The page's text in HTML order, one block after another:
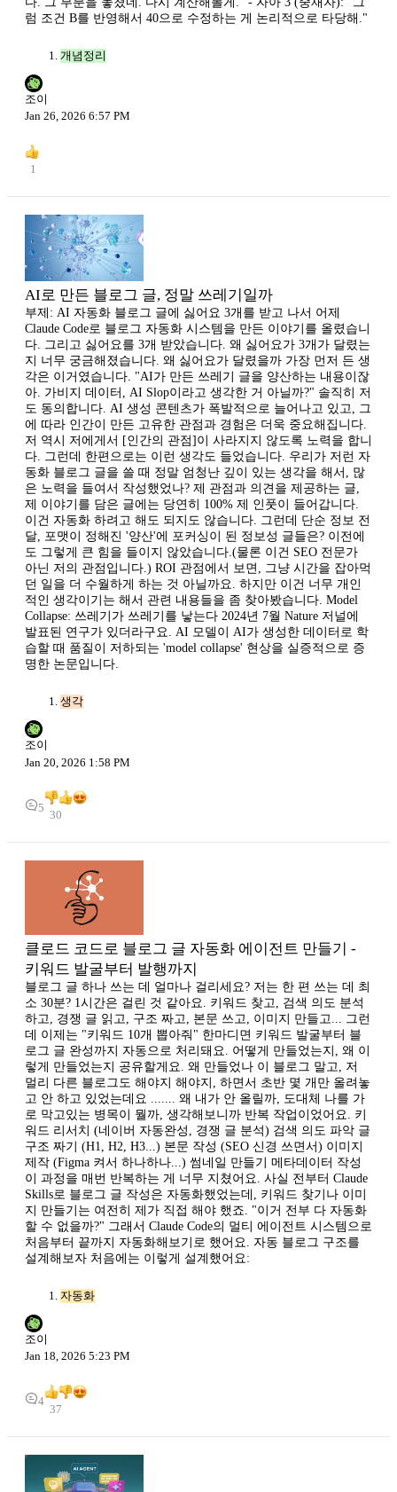
럼 조건 B를 반영해서 40으로 수정하는 게 논리적으로 타당해."
개념정리
조이
Jan 26, 2026 6:57 PM
1
AI로 만든 블로그 글, 정말 쓰레기일까
부제: AI 자동화 블로그 글에 싫어요 3개를 받고 나서 어제
Claude Code로 블로그 자동화 시스템을 만든 이야기를 올렸습니
다. 그리고 싫어요를 3개 받았습니다. 왜 싫어요가 3개가 달렸는
지 너무 궁금해졌습니다. 왜 싫어요가 달렸을까 가장 먼저 든 생
각은 이거였습니다. "AI가 만든 쓰레기 글을 양산하는 내용이잖
아. 가비지 데이터, AI Slop이라고 생각한 거 아닐까?" 솔직히 저
도 동의합니다. AI 생성 콘텐츠가 폭발적으로 늘어나고 있고, 그
에 따라 인간이 만든 고유한 관점과 경험은 더욱 중요해집니다.
저 역시 저에게서 [인간의 관점]이 사라지지 않도록 노력을 합니
다. 그런데 한편으로는 이런 생각도 들었습니다. 우리가 저런 자
동화 블로그 글을 쓸 때 정말 엄청난 깊이 있는 생각을 해서, 많
은 노력을 들여서 작성했었나? 제 관점과 의견을 제공하는 글,
제 이야기를 담은 글에는 당연히 100% 제 인풋이 들어갑니다.
이건 자동화 하려고 해도 되지도 않습니다. 그런데 단순 정보 전
달, 포맷이 정해진 '양산'에 포커싱이 된 정보성 글들은? 이전에
도 그렇게 큰 힘을 들이지 않았습니다.(물론 이건 SEO 전문가
아닌 저의 관점입니다.) ROI 관점에서 보면, 그냥 시간을 잡아먹
던 일을 더 수월하게 하는 것 아닐까요. 하지만 이건 너무 개인
적인 생각이기는 해서 관련 내용들을 좀 찾아봤습니다. Model
Collapse: 쓰레기가 쓰레기를 낳는다 2024년 7월 Nature 저널에
발표된 연구가 있더라구요. AI 모델이 AI가 생성한 데이터로 학
습할 때 품질이 저하되는 'model collapse' 현상을 실증적으로 증
명한 논문입니다.
생각
조이
Jan 20, 2026 1:58 PM
5
30
클로드 코드로 블로그 글 자동화 에이전트 만들기 -
키워드 발굴부터 발행까지
블로그 글 하나 쓰는 데 얼마나 걸리세요? 저는 한 편 쓰는 데 최
소 30분? 1시간은 걸린 것 같아요. 키워드 찾고, 검색 의도 분석
하고, 경쟁 글 읽고, 구조 짜고, 본문 쓰고, 이미지 만들고... 그런
데 이제는 "키워드 10개 뽑아줘" 한마디면 키워드 발굴부터 블
로그 글 완성까지 자동으로 처리돼요. 어떻게 만들었는지, 왜 이
렇게 만들었는지 공유할게요. 왜 만들었나 이 블로그 말고, 저
멀리 다른 블로그도 해야지 해야지, 하면서 초반 몇 개만 올려놓
고 안 하고 있었는데요 ....... 왜 내가 안 올릴까, 도대체 나를 가
로 막고있는 병목이 뭘까, 생각해보니까 반복 작업이었어요. 키
워드 리서치 (네이버 자동완성, 경쟁 글 분석) 검색 의도 파악 글
구조 짜기 (H1, H2, H3...) 본문 작성 (SEO 신경 쓰면서) 이미지
제작 (Figma 켜서 하나하나...) 썸네일 만들기 메타데이터 작성
이 과정을 매번 반복하는 게 너무 지쳤어요. 사실 전부터 Claude
Skills로 블로그 글 작성은 자동화했었는데, 키워드 찾기나 이미
지 만들기는 여전히 제가 직접 해야 했죠. "이거 전부 다 자동화
할 수 없을까?" 그래서 Claude Code의 멀티 에이전트 시스템으로
처음부터 끝까지 자동화해보기로 했어요. 자동 블로그 구조를
설계해보자 처음에는 이렇게 설계했어요:
자동화
조이
Jan 18, 2026 5:23 PM
4
37